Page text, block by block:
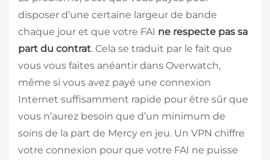
disposer d’une certaine largeur de bande
chaque jour et que votre FAI ne respecte pas sa
part du contrat. Cela se traduit par le fait que
vous vous faites anéantir dans Overwatch,
même si vous avez payé une connexion
Internet suffisamment rapide pour être sûr que
vous n’aurez besoin que d’un minimum de
soins de la part de Mercy en jeu. Un VPN chiffre
votre connexion pour que votre FAI ne puisse